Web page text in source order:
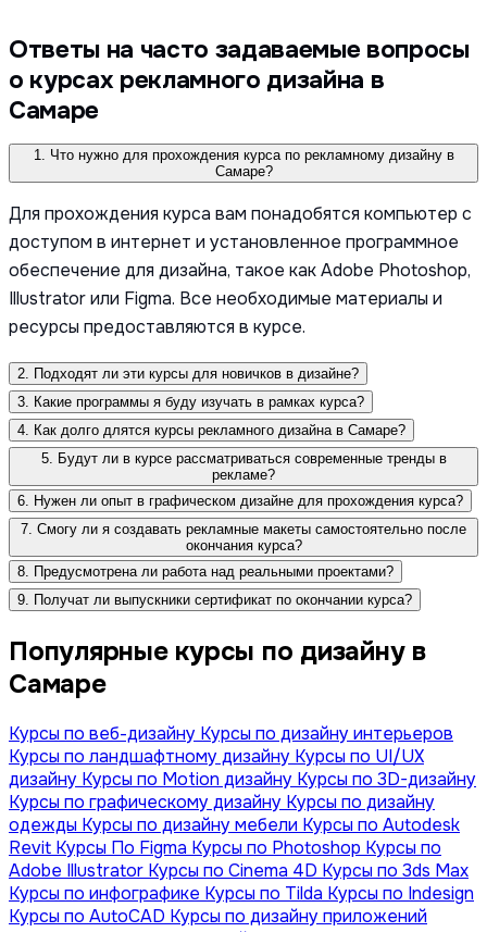
Ответы на часто задаваемые вопросы
о курсах рекламного дизайна в
Самаре
1. Что нужно для прохождения курса по рекламному дизайну в
Самаре?
Для прохождения курса вам понадобятся компьютер с
доступом в интернет и установленное программное
обеспечение для дизайна, такое как Adobe Photoshop,
Illustrator или Figma. Все необходимые материалы и
ресурсы предоставляются в курсе.
2. Подходят ли эти курсы для новичков в дизайне?
3. Какие программы я буду изучать в рамках курса?
4. Как долго длятся курсы рекламного дизайна в Самаре?
5. Будут ли в курсе рассматриваться современные тренды в
рекламе?
6. Нужен ли опыт в графическом дизайне для прохождения курса?
7. Смогу ли я создавать рекламные макеты самостоятельно после
окончания курса?
8. Предусмотрена ли работа над реальными проектами?
9. Получат ли выпускники сертификат по окончании курса?
Популярные курсы по дизайну в
Самаре
Курсы по веб-дизайну Курсы по дизайну интерьеров
Курсы по ландшафтному дизайну Курсы по UI/UX
дизайну Курсы по Motion дизайну Курсы по 3D-дизайну
Курсы по графическому дизайну Курсы по дизайну
одежды Курсы по дизайну мебели Курсы по Autodesk
Revit Курсы По Figma Курсы по Photoshop Курсы по
Adobe Illustrator Курсы по Сinema 4D Курсы по 3ds Max
Курсы по инфографике Курсы по Tilda Курсы по Indesign
Курсы по AutoCAD Курсы по дизайну приложений